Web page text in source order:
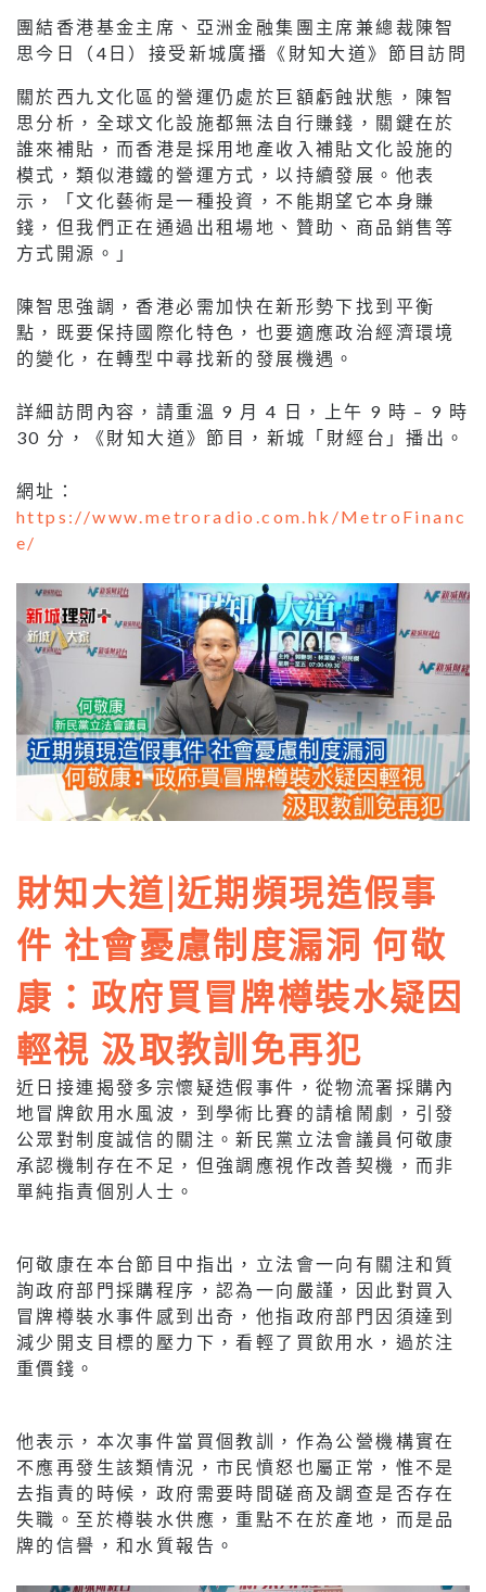
團結香港基金主席、亞洲金融集團主席兼總裁陳智
思今日（4日）接受新城廣播《財知大道》節目訪問
關於西九文化區的營運仍處於巨額虧蝕狀態，陳智
思分析，全球文化設施都無法自行賺錢，關鍵在於
誰來補貼，而香港是採用地產收入補貼文化設施的
模式，類似港鐵的營運方式，以持續發展。他表
示，「文化藝術是一種投資，不能期望它本身賺
錢，但我們正在通過出租場地、贊助、商品銷售等
方式開源。」
陳智思強調，香港必需加快在新形勢下找到平衡
點，既要保持國際化特色，也要適應政治經濟環境
的變化，在轉型中尋找新的發展機遇。
詳細訪問內容，請重溫 9 月 4 日，上午 9 時 – 9 時
30 分，《財知大道》節目，新城「財經台」播出。
網址：
https://www.metroradio.com.hk/MetroFinanc
e/
財知大道|近期頻現造假事
件 社會憂慮制度漏洞 何敬
康：政府買冒牌樽裝水疑因
輕視 汲取教訓免再犯
近日接連揭發多宗懷疑造假事件，從物流署採購內
地冒牌飲用水風波，到學術比賽的請槍鬧劇，引發
公眾對制度誠信的關注。新民黨立法會議員何敬康
承認機制存在不足，但強調應視作改善契機，而非
單純指責個別人士。
何敬康在本台節目中指出，立法會一向有關注和質
詢政府部門採購程序，認為一向嚴謹，因此對買入
冒牌樽裝水事件感到出奇，他指政府部門因須達到
減少開支目標的壓力下，看輕了買飲用水，過於注
重價錢。
他表示，本次事件當買個教訓，作為公營機構實在
不應再發生該類情況，市民憤怒也屬正常，惟不是
去指責的時候，政府需要時間磋商及調查是否存在
失職。至於樽裝水供應，重點不在於產地，而是品
牌的信譽，和水質報告。